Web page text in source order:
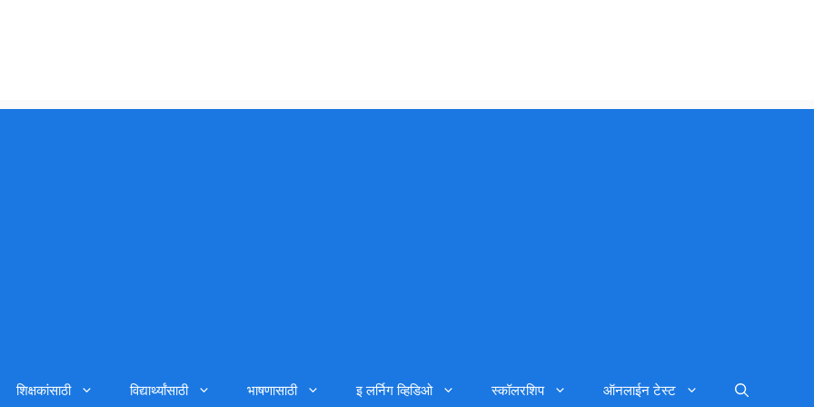
शिक्षकांसाठी विद्यार्थ्यांसाठी भाषणासाठी इ लर्निग व्हिडिओ स्कॉलरशिप ऑनलाईन टेस्ट